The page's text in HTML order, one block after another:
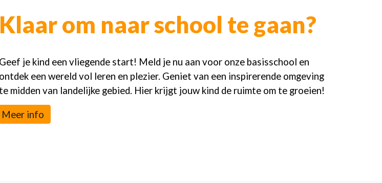
Klaar om naar school te gaan?
Geef je kind een vliegende start! Meld je nu aan voor onze basisschool en
ontdek een wereld vol leren en plezier. Geniet van een inspirerende omgeving
te midden van landelijke gebied. Hier krijgt jouw kind de ruimte om te groeien!
Meer info